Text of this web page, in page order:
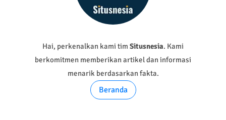
Hai, perkenalkan kami tim Situsnesia. Kami
berkomitmen memberikan artikel dan informasi
menarik berdasarkan fakta.
Beranda